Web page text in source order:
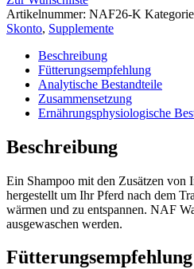
Artikelnummer: NAF26-K
Skonto, Supplemente
Beschreibung
Fütterungsempfehlung
Analytische Bestandteile
Zusammensetzung
Ernährungsphysiologische
Beschreibung
Ein Shampoo mit den Zusätzen von
hergestellt um Ihr Pferd nach dem
wärmen und zu entspannen. NAF
ausgewaschen werden.
Fütterungsempfehlung